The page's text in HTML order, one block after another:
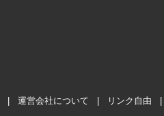
運営会社について リンク自由